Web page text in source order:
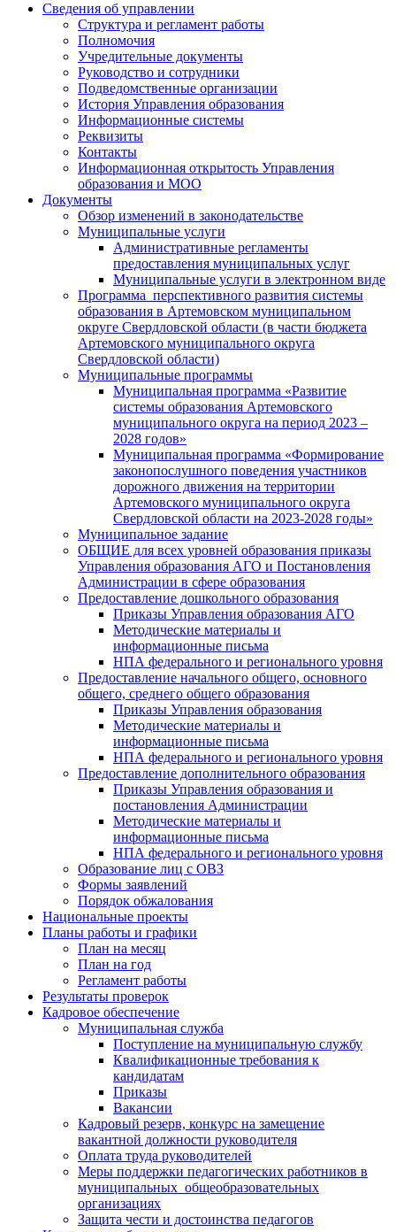
Сведения об управлении
Структура и регламент работы
Полномочия
Учредительные документы
Руководство и сотрудники
Подведомственные организации
История Управления образования
Информационные системы
Реквизиты
Контакты
Информационная открытость Управления
образования и МОО
Документы
Обзор изменений в законодательстве
Муниципальные услуги
Административные регламенты
предоставления муниципальных услуг
Муниципальные услуги в электронном виде
Программа перспективного развития системы
образования в Артемовском муниципальном
округе Свердловской области (в части бюджета
Артемовского муниципального округа
Свердловской области)
Муниципальные программы
Муниципальная программа «Развитие
системы образования Артемовского
муниципального округа на период 2023 –
2028 годов»
Муниципальная программа «Формирование
законопослушного поведения участников
дорожного движения на территории
Артемовского муниципального округа
Свердловской области на 2023-2028 годы»
Муниципальное задание
ОБЩИЕ для всех уровней образования приказы
Управления образования АГО и Постановления
Администрации в сфере образования
Предоставление дошкольного образования
Приказы Управления образования АГО
Методические материалы и
информационные письма
НПА федерального и регионального уровня
Предоставление начального общего, основного
общего, среднего общего образования
Приказы Управления образования
Методические материалы и
информационные письма
НПА федерального и регионального уровня
Предоставление дополнительного образования
Приказы Управления образования и
постановления Администрации
Методические материалы и
информационные письма
НПА федерального и регионального уровня
Образование лиц с ОВЗ
Формы заявлений
Порядок обжалования
Национальные проекты
Планы работы и графики
План на месяц
План на год
Регламент работы
Результаты проверок
Кадровое обеспечение
Муниципальная служба
Поступление на муниципальную службу
Квалификационные требования к
кандидатам
Приказы
Вакансии
Кадровый резерв, конкурс на замещение
вакантной должности руководителя
Оплата труда руководителей
Меры поддержки педагогических работников в
муниципальных общеобразовательных
организациях
Защита чести и достоинства педагогов